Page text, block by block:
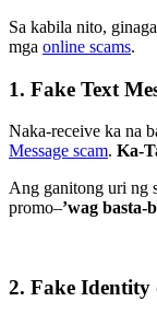
Sa kabila nito,
mga online scams.
1. Fake Text
Naka-receive ka na
Message scam. Ka-
Ang ganitong uri ng
promo–’wag
2. Fake Identity